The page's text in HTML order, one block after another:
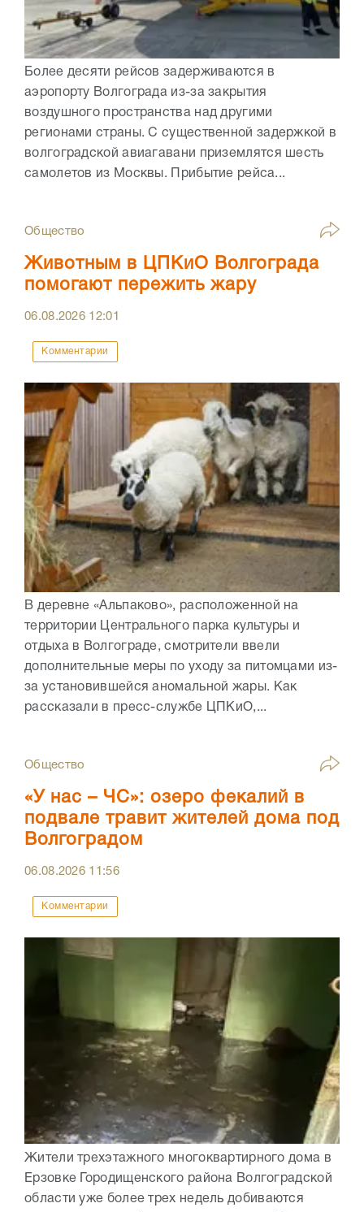
Более десяти рейсов задерживаются в
аэропорту Волгограда из-за закрытия
воздушного пространства над другими
регионами страны. С существенной задержкой в
волгоградской авиагавани приземлятся шесть
самолетов из Москвы. Прибытие рейса...
Общество
Животным в ЦПКиО Волгограда
помогают пережить жару
06.08.2026 12:01
Комментарии
В деревне «Альпаково», расположенной на
территории Центрального парка культуры и
отдыха в Волгограде, смотрители ввели
дополнительные меры по уходу за питомцами из-
за установившейся аномальной жары. Как
рассказали в пресс-службе ЦПКиО,...
Общество
«У нас – ЧС»: озеро фекалий в
подвале травит жителей дома под
Волгоградом
06.08.2026 11:56
Комментарии
Жители трехэтажного многоквартирного дома в
Ерзовке Городищенского района Волгоградской
области уже более трех недель добиваются